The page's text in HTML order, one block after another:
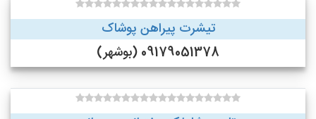
تیشرت پیراهن پوشاک
09179051378 (بوشهر)